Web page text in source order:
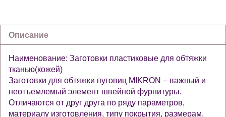
Описание
Наименование: Заготовки пластиковые для обтяжки
тканью(кожей)
Заготовки для обтяжки пуговиц MIKRON – важный и
неотъемлемый элемент швейной фурнитуры.
Отличаются от друг друга по ряду параметров,
материалу изготовления, типу покрытия, размерам.